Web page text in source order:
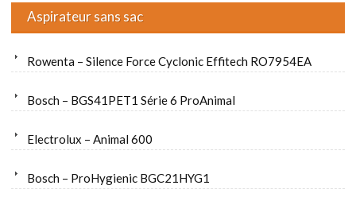
Aspirateur sans sac
Rowenta – Silence Force Cyclonic Effitech RO7954EA
Bosch – BGS41PET1 Série 6 ProAnimal
Electrolux – Animal 600
Bosch – ProHygienic BGC21HYG1